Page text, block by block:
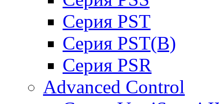
Cерия PST
Cерия PST(B)
Серия PSR
Advanced Control